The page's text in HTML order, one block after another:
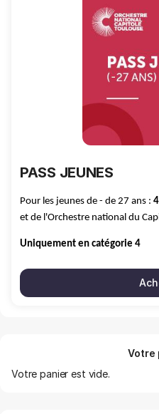
PASS JEUNES
Pour les jeunes de - de 27 ans :
et de l'Orchestre national du
Uniquement en catégorie 4
Votre
Votre panier est vide.